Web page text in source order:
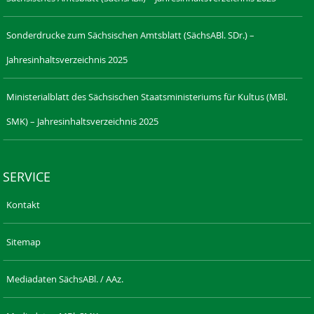
Sonderdrucke zum Sächsischen Amtsblatt (SächsABl. SDr.) –
Jahresinhaltsverzeichnis 2025
Ministerialblatt des Sächsischen Staatsministeriums für Kultus (MBl.
SMK) – Jahresinhaltsverzeichnis 2025
SERVICE
Kontakt
Sitemap
Mediadaten SächsABl. / AAz.